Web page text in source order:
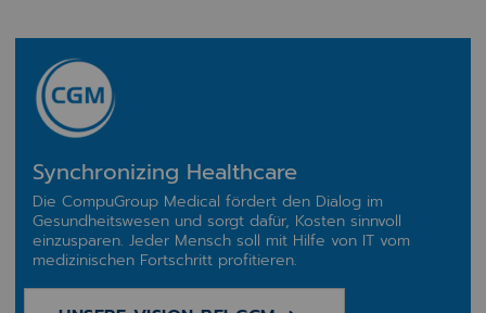
Synchronizing Healthcare
Die CompuGroup Medical fördert den Dialog im
Gesundheitswesen und sorgt dafür, Kosten sinnvoll
einzusparen. Jeder Mensch soll mit Hilfe von IT vom
medizinischen Fortschritt profitieren.